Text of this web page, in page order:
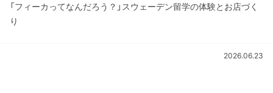
「フィーカってなんだろう？」スウェーデン留学の体験とお店づく
り
2026.06.23